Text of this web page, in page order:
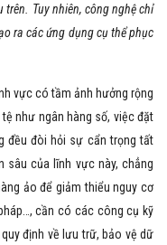
Tuy nhiên, công nghệ chỉ
ra các ứng dụng cụ thể phục
vực có tầm ảnh hưởng rộng
như ngân hàng số, việc đặt
đều đòi hỏi sự cẩn trọng tất
sâu của lĩnh vực này, chẳng
ảo để giảm thiểu nguy cơ
cần có các công cụ kỹ
định về lưu trữ, bảo vệ dữ